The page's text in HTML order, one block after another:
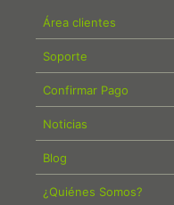
Área clientes
Soporte
Confirmar Pago
Noticias
Blog
¿Quiénes Somos?